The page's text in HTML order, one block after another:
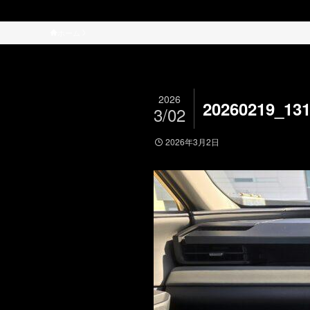
2026
3/02
2026年3月2日